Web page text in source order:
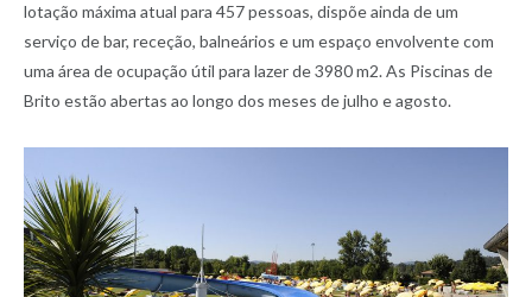
lotação máxima atual para 457 pessoas, dispõe ainda de um
serviço de bar, receção, balneários e um espaço envolvente com
uma área de ocupação útil para lazer de 3980 m2. As Piscinas de
Brito estão abertas ao longo dos meses de julho e agosto.